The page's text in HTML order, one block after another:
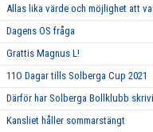
Allas lika värde och möjlighet att
Dagens OS fråga
Grattis Magnus L!
11O Dagar tills Solberga Cup 2021
Därför har Solberga Bollklubb
Kansliet håller sommarstängt